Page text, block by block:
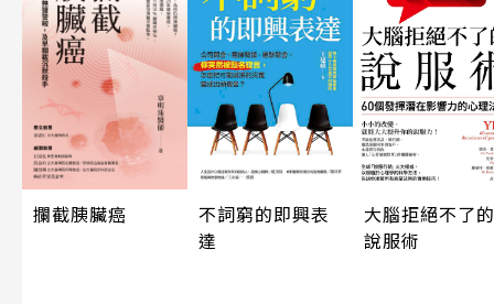
攔截胰臟癌
不詞窮的即興表
達
大腦拒絕不了的
說服術